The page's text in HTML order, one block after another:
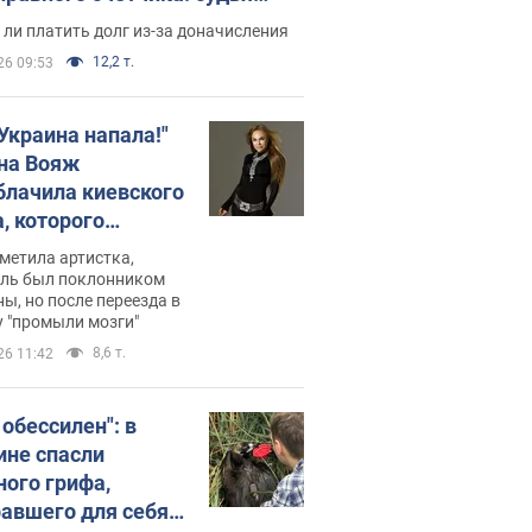
неожиданное решение
платить долг из-за доначисления
09:53 12,2 т.
напала!"
Вояж
киевского
которого
он
не знал,
хочет
украинцев
артистка,
был поклонником
но после переезда в
"промыли мозги"
11:42 8,6 т.
в
спасли
грифа,
для себя